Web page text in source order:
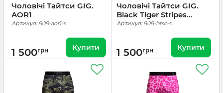
Чоловічі Тайтси GIG.
AOR1
Артикул:808-aor1-s
1 500грн Купити
Чоловічі Тайтси GIG.
Black Tiger Stripes
Camo
Артикул:808-btsc-s
1 500грн Купити